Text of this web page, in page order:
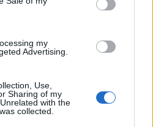
my
Advertising.
Use,
Sharing of my
with the
collected.
ΒΕΑ ζητούν παράταση
εφαρμογής για το 2026
26 |
με τον γεν.
Διαχείρισης
για τη διαχείριση του